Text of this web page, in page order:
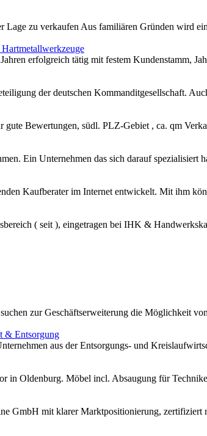
Lage zu verkaufen Aus familiären Gründen wird
erfolgreich tätig mit festem Kundenstamm,
der deutschen Kommanditgesellschaft.
gute Bewertungen, südl. PLZ-Gebiet , ca. qm
Ein Unternehmen das sich darauf spezialisiert
Kaufberater im Internet entwickelt. Mit ihm
( seit ), eingetragen bei IHK &
zur Geschäftserweiterung die Möglichkeit
& Entsorgung
aus der Entsorgungs- und
in Oldenburg. Möbel incl. Absaugung für
GmbH mit klarer Marktpositionierung,